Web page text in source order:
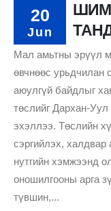
20
Jun
Мал амьтны эрүүл
өвчнөөс урьдчилан
аюулгүй байдлыг
төслийг Дархан-
эхэллээ. Төслийн
сэргийлэх,
нутгийн хэмжээнд
оношилгооны арга
түвшин,...